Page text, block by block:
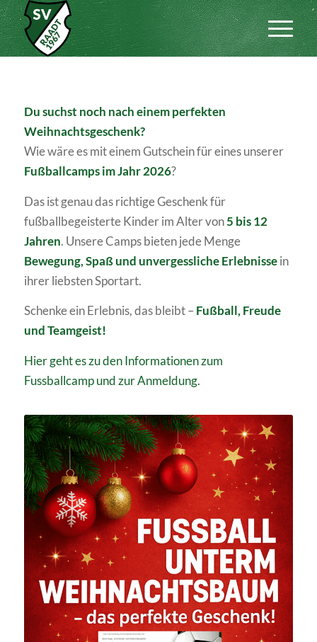
Du suchst noch nach einem perfekten
Weihnachtsgeschenk?
Wie wäre es mit einem Gutschein für eines unserer
Fußballcamps im Jahr 2026?
Das ist genau das richtige Geschenk für
fußballbegeisterte Kinder im Alter von5 bis 12
Jahren. Unsere Camps bieten jede Menge
Bewegung, Spaß und unvergessliche Erlebnissein
ihrer liebsten Sportart.
Schenke ein Erlebnis, das bleibt – Fußball, Freude
und Teamgeist!
Hier geht es zu den Informationen zum
Fussballcamp und zur Anmeldung.